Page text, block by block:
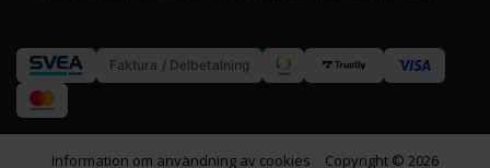
Faktura / Delbetalning
Information om användning av cookies Copyright © 2026